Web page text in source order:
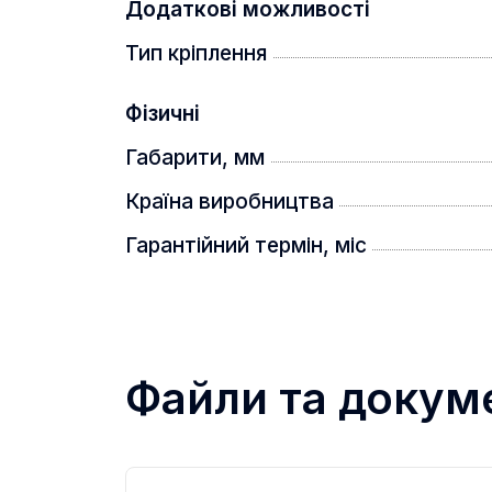
Додаткові можливості
Тип кріплення
Фізичні
Габарити, мм
Країна виробництва
Гарантійний термін, міс
Файли та